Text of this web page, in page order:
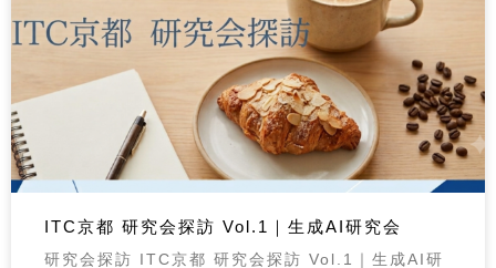
ITC京都 研究会探訪 Vol.1｜生成AI研究会
研究会探訪 ITC京都 研究会探訪 Vol.1｜生成AI研